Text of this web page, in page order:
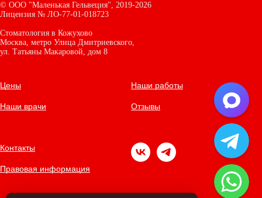
© ООО "Маленькая Гельвеция", 2019-2026
Лицензия № ЛО-77-01-018723
Стоматология в Кожухово
Москва, метро Улица Дмитриевского,
ул. Татьяны Макаровой, дом 8
Цены
Наши врачи
Наши работы
Отзывы
Контакты
Правовая информация